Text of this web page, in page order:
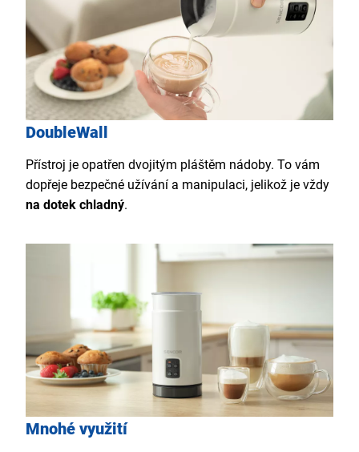
DoubleWall
Přístroj je opatřen dvojitým pláštěm nádoby. To vám
dopřeje bezpečné užívání a manipulaci, jelikož je vždy
na dotek chladný.
Mnohé využití